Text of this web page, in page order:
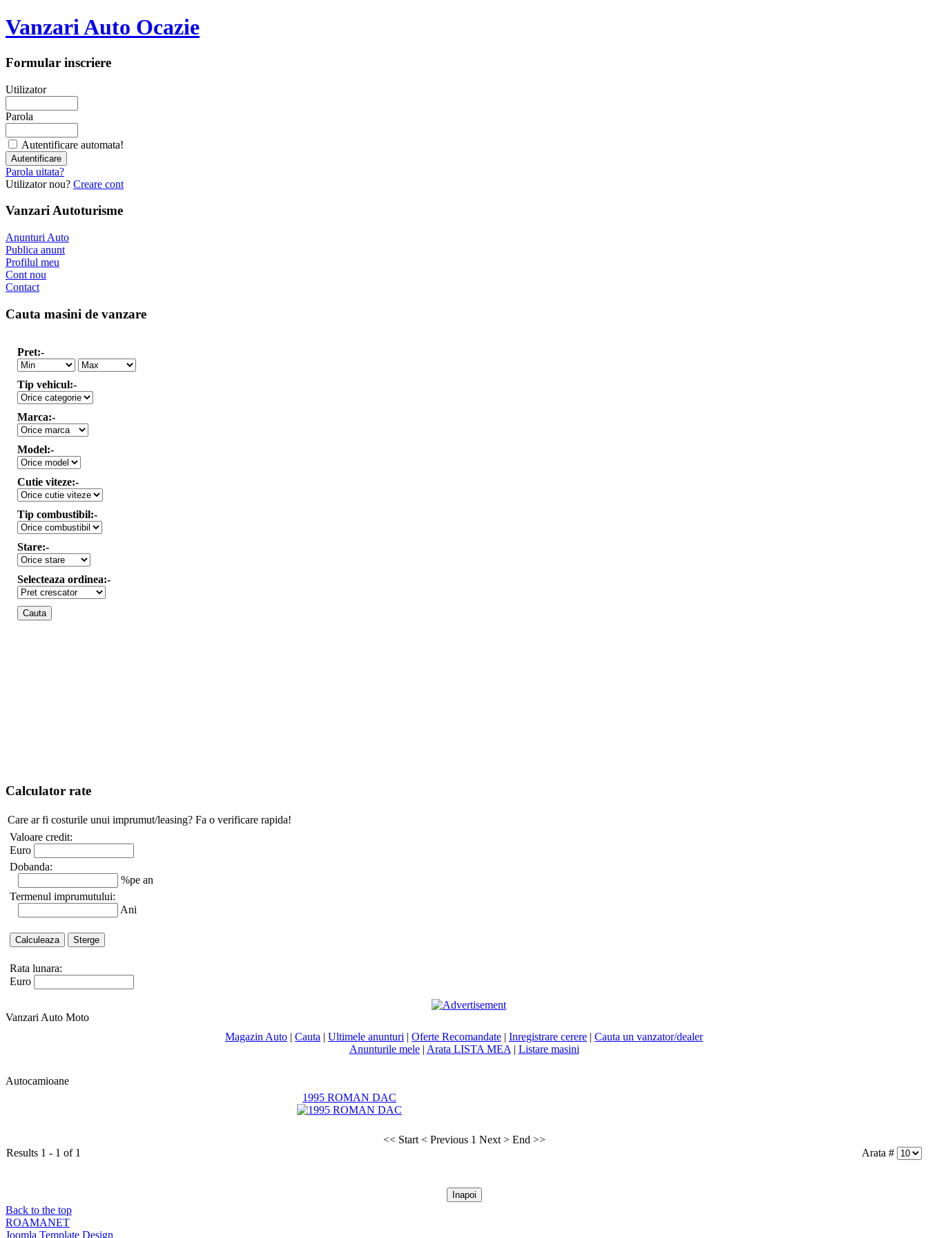
Vanzari Auto Ocazie
Formular inscriere
Utilizator
Parola
Autentificare automata!
Parola uitata?
Utilizator nou? Creare cont
Vanzari Autoturisme
Anunturi Auto
Publica anunt
Profilul meu
Cont nou
Contact
Cauta masini de vanzare
Pret:-
Tip vehicul:-
Marca:-
Model:-
Cutie viteze:-
Tip combustibil:-
Stare:-
Selecteaza ordinea:-
Calculator rate
Care ar fi costurile unui imprumut/leasing? Fa o verificare rapida!
Valoare credit:
Euro
Dobanda:
%pe an
Termenul imprumutului:
Ani
Rata lunara:
Euro
Vanzari Auto Moto
Magazin Auto | Cauta | Ultimele anunturi | Oferte Recomandate | Inregistrare cerere | Cauta un vanzator/dealer
Anunturile mele| Arata LISTA MEA | Listare masini
Autocamioane
1995 ROMAN DAC
<< Start < Previous 1 Next > End >>
Results 1 - 1 of 1
Arata #
Back to the top
ROAMANET
Joomla Template Design